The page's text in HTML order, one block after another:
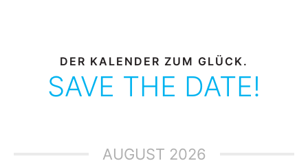
DER KALENDER ZUM GLÜCK.
SAVE THE DATE!
AUGUST 2026